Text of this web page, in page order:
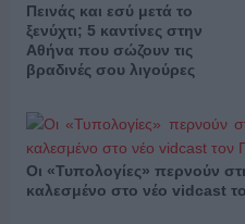
Πεινάς και εσύ μετά το
ξενύχτι; 5 καντίνες στην
Αθήνα που σώζουν τις
βραδινές σου λιγούρες
Οι «Τυπολογίες» περνούν
καλεσμένο στο νέο vidcast